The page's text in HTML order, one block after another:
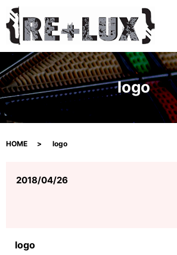
logo
HOME logo
2018/04/26
logo